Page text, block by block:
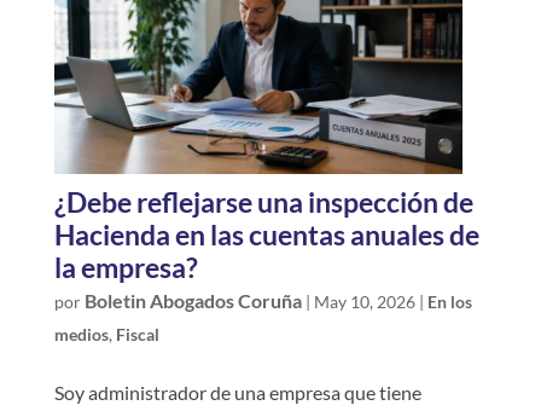
¿Debe reflejarse una inspección de
Hacienda en las cuentas anuales de
la empresa?
por Boletin Abogados Coruña| May 10, 2026| En los
medios, Fiscal
Soy administrador de una empresa que tiene